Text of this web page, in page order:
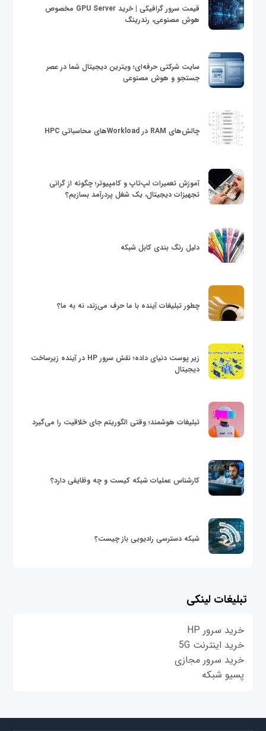
قیمت سرور گرافیکی | خرید GPU Server مخصوص
هوش مصنوعی، رندرینگ
سایت شرکتی حرفه‌ای؛ ویترین دیجیتال شما در عصر
جستجو و هوش مصنوعی
چالش‌های RAM در Workloadهای محاسباتی HPC
آموزش تعمیرات لپ‌تاپ و کامپیوتر؛ چگونه از گرانی
تجهیزات دیجیتال، یک شغل پردرآمد بسازیم؟
دلیل رنگ بندی کابل شبکه
چطور تبلیغات آینده با ما حرف می‌زند، نه به ما؟
زیر پوست دنیای داده؛ نقش سرور HP در آینده زیرساخت
دیجیتال
تبلیغات هوشمند؛ وقتی الگوریتم جای خلاقیت را می‌گیرد
کارشناس عملیات شبکه کیست و چه وظایفی دارد؟
شبکه دسترسی رادیویی باز چیست؟
تبلیغات لینکی
خرید سرور HP
خرید اینترنت 5G
خرید سرور مجازی
پسیو شبکه